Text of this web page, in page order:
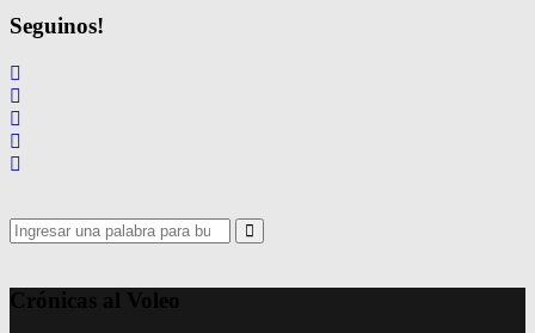
Seguinos!
Search
for:
Search
Crónicas al Voleo